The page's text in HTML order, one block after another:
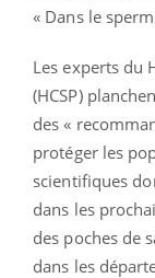
« Dans le
Les experts du
(HCSP)
des «
protéger les
scientifiques
dans les
des poches de
dans les